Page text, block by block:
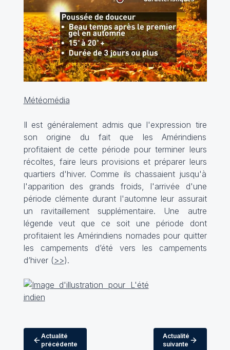
Météomédia
Il est généralement admis que l'expression tire
son origine du fait que les Amérindiens
profitaient de cette période pour terminer leurs
récoltes, faire leurs provisions et préparer leurs
quartiers d'hiver. Comme ils chassaient jusqu'à
l'apparition des grands froids, l'arrivée d'une
période clémente durant l'automne leur assurait
un ravitaillement supplémentaire. Une autre
légende veut que ce soit une période dont
profitaient les Amérindiens nomades pour quitter
les campements d’été vers les campements
d’hiver (>>).
Actualité
précédente
Actualité
suivante